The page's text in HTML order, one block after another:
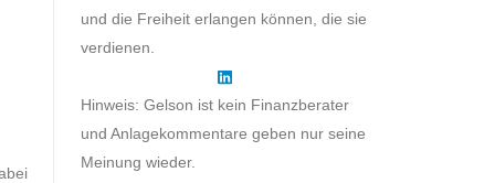
und die Freiheit erlangen können, die sie
verdienen.
Hinweis: Gelson ist kein Finanzberater
und Anlagekommentare geben nur seine
Meinung wieder.